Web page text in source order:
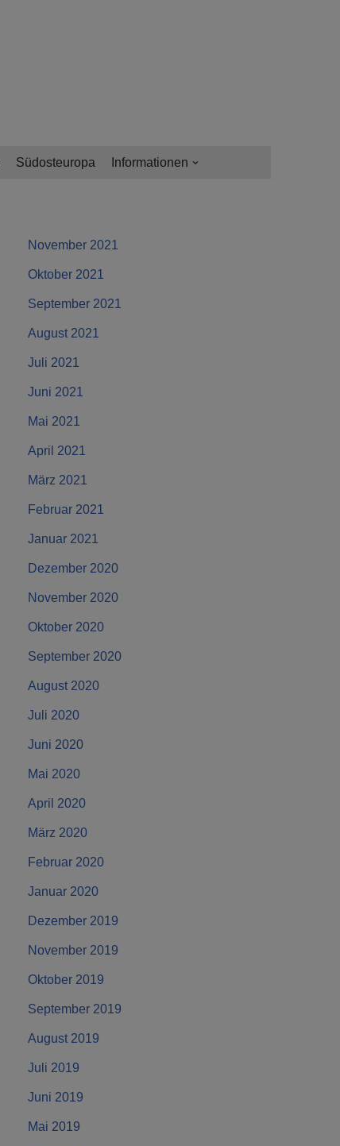
Südosteuropa Informationen
November 2021
Oktober 2021
September 2021
August 2021
Juli 2021
Juni 2021
Mai 2021
April 2021
März 2021
Februar 2021
Januar 2021
Dezember 2020
November 2020
Oktober 2020
September 2020
August 2020
Juli 2020
Juni 2020
Mai 2020
April 2020
März 2020
Februar 2020
Januar 2020
Dezember 2019
November 2019
Oktober 2019
September 2019
August 2019
Juli 2019
Juni 2019
Mai 2019